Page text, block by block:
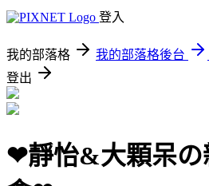
登入
我的部落格 我的部落格後台
登出
❤靜怡&大顆呆の